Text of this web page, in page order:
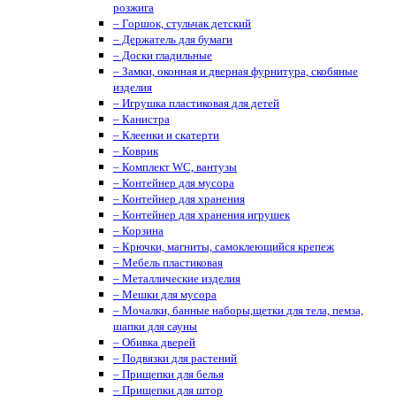
розжига
– Горшок, стульчак детский
– Держатель для бумаги
– Доски гладильные
– Замки, оконная и дверная фурнитура, скобяные
изделия
– Игрушка пластиковая для детей
– Канистра
– Клеенки и скатерти
– Коврик
– Комплект WC, вантузы
– Контейнер для мусора
– Контейнер для хранения
– Контейнер для хранения игрушек
– Корзина
– Крючки, магниты, cамоклеющийся крепеж
– Мебель пластиковая
– Металлические изделия
– Мешки для мусора
– Мочалки, банные наборы,щетки для тела, пемза,
шапки для сауны
– Обивка дверей
– Подвязки для растений
– Прищепки для белья
– Прищепки для штор